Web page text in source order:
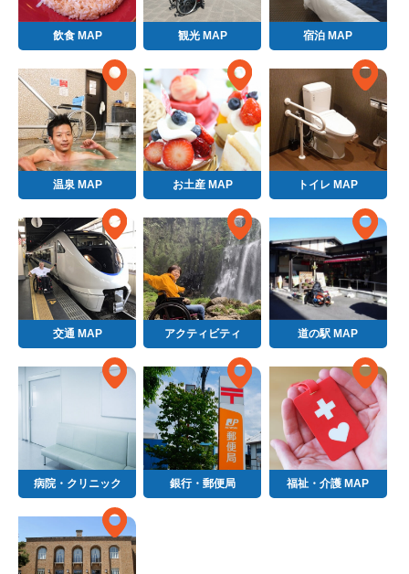
飲食 MAP 観光 MAP 宿泊 MAP
温泉 MAP お土産 MAP トイレ MAP
交通 MAP アクティビティ 道の駅 MAP
病院・クリニック 銀行・郵便局 福祉・介護 MAP